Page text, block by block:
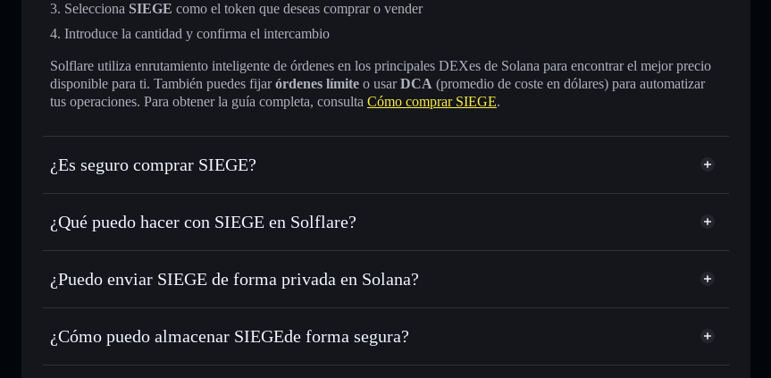
Selecciona SIEGE como el token que deseas comprar o vender
Introduce la cantidad y confirma el intercambio
Solflare utiliza enrutamiento inteligente de órdenes en los principales DEXes de Solana para encontrar el mejor precio
disponible para ti. También puedes fijarórdenes límite o usarDCA (promedio de coste en dólares) para automatizar
tus operaciones. Para obtener la guía completa, consulta Cómo comprar SIEGE.
¿Es seguro comprar SIEGE?
SIEGE no está verificado
¿Qué puedo hacer con SIEGE en Solflare?
SIEGE
cartera de Solflare
Intercambiar al instante : operar con SIEGE para SOL, USDC o miles de otros tokens de Solana con enrutamiento
Utilizar DCA: promedio de coste en dólares en SIEGE a lo largo del tiempo
Enviar de forma privada: transferir SIEGE sin vincular públicamente las carteras usando el agregador de
¿Puedo enviar SIEGE de forma privada en Solana?
agregador de privacidad
¿Cómo puedo almacenar SIEGEde forma segura?
SIEGE cartera sin custodia Solflare